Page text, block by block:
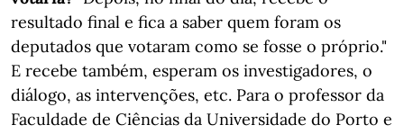
resultado final e fica a saber quem foram os
deputados que votaram como se fosse o próprio."
E recebe também, esperam os investigadores, o
diálogo, as intervenções, etc. Para o professor da
Faculdade de Ciências da Universidade do Porto e